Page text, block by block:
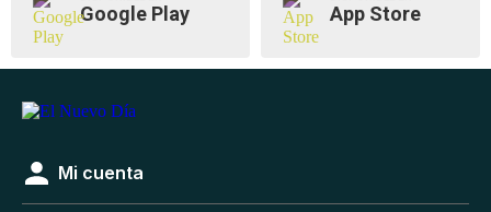
Google Play App Store
Mi cuenta